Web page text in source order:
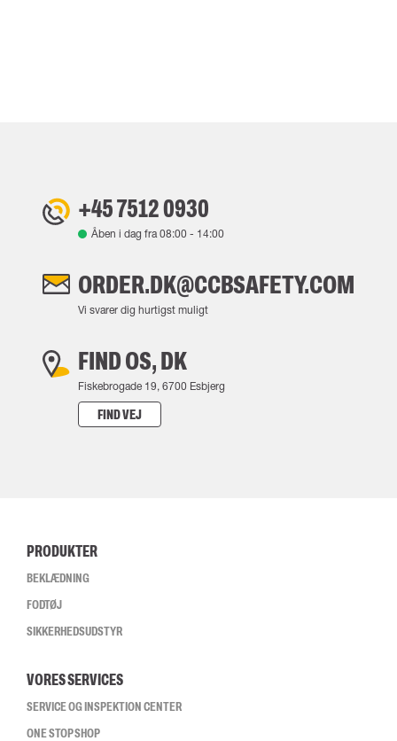
+45 7512 0930
Åben i dag fra08:00 - 14:00
ORDER.DK@CCBSAFETY.COM
Vi svarer dig hurtigst muligt
FIND OS, DK
Fiskebrogade 19, 6700 Esbjerg
FIND VEJ
PRODUKTER
BEKLÆDNING
FODTØJ
SIKKERHEDSUDSTYR
VORES SERVICES
SERVICE OG INSPEKTION CENTER
ONE STOP SHOP